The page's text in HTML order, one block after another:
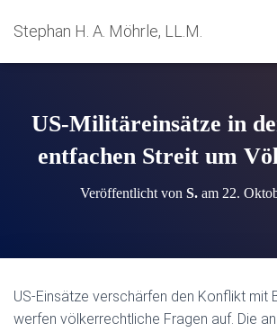
Stephan H. A. Möhrle, LL.M.
US-Militäreinsätze in
entfachen Streit um
Veröffentlicht von S. am 22.
US-Einsätze verschärfen den Konflikt mit
werfen völkerrechtliche Fragen auf. Die